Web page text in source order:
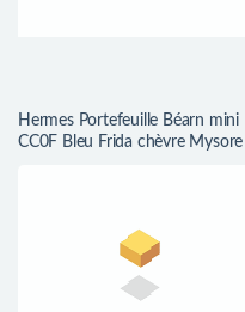
Hermes Portefeuille Béarn mini
CC0F Bleu Frida chèvre Mysore